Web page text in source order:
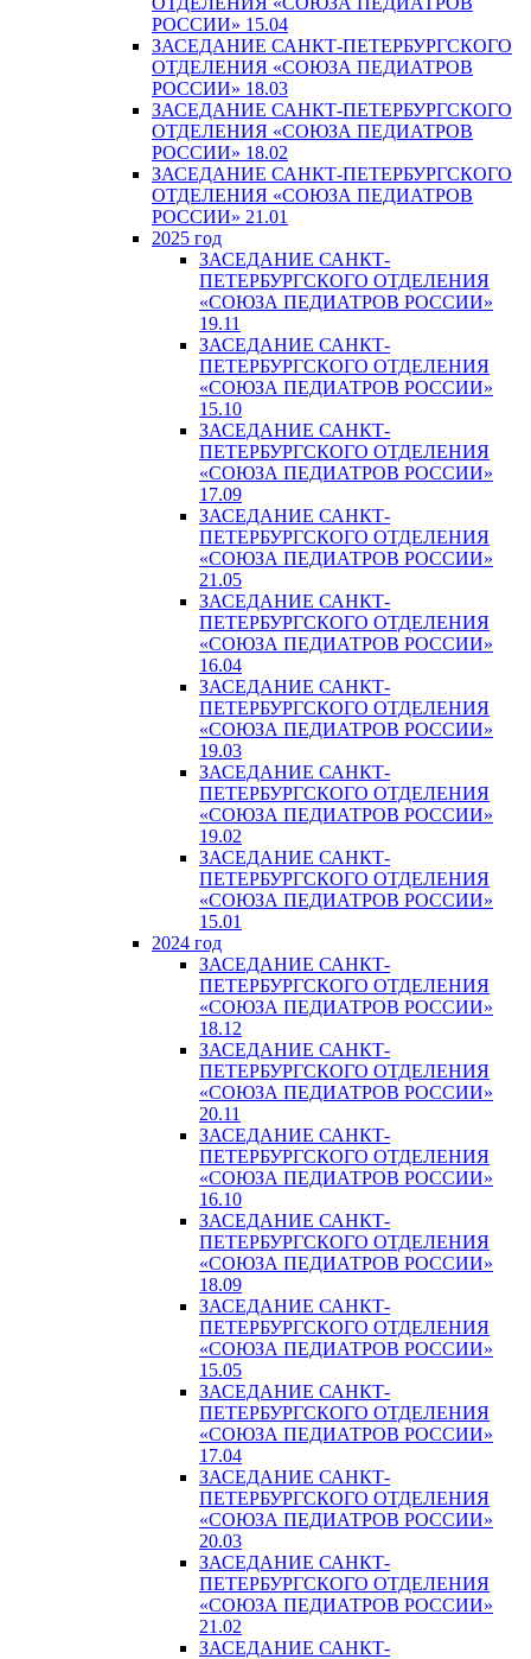
РОССИИ» 15.04
ЗАСЕДАНИЕ САНКТ-ПЕТЕРБУРГСКОГО
ОТДЕЛЕНИЯ «СОЮЗА ПЕДИАТРОВ
РОССИИ» 18.03
ЗАСЕДАНИЕ САНКТ-ПЕТЕРБУРГСКОГО
ОТДЕЛЕНИЯ «СОЮЗА ПЕДИАТРОВ
РОССИИ» 18.02
ЗАСЕДАНИЕ САНКТ-ПЕТЕРБУРГСКОГО
ОТДЕЛЕНИЯ «СОЮЗА ПЕДИАТРОВ
РОССИИ» 21.01
2025 год
ЗАСЕДАНИЕ САНКТ-
ПЕТЕРБУРГСКОГО ОТДЕЛЕНИЯ
«СОЮЗА ПЕДИАТРОВ РОССИИ»
19.11
ЗАСЕДАНИЕ САНКТ-
ПЕТЕРБУРГСКОГО ОТДЕЛЕНИЯ
«СОЮЗА ПЕДИАТРОВ РОССИИ»
15.10
ЗАСЕДАНИЕ САНКТ-
ПЕТЕРБУРГСКОГО ОТДЕЛЕНИЯ
«СОЮЗА ПЕДИАТРОВ РОССИИ»
17.09
ЗАСЕДАНИЕ САНКТ-
ПЕТЕРБУРГСКОГО ОТДЕЛЕНИЯ
«СОЮЗА ПЕДИАТРОВ РОССИИ»
21.05
ЗАСЕДАНИЕ САНКТ-
ПЕТЕРБУРГСКОГО ОТДЕЛЕНИЯ
«СОЮЗА ПЕДИАТРОВ РОССИИ»
16.04
ЗАСЕДАНИЕ САНКТ-
ПЕТЕРБУРГСКОГО ОТДЕЛЕНИЯ
«СОЮЗА ПЕДИАТРОВ РОССИИ»
19.03
ЗАСЕДАНИЕ САНКТ-
ПЕТЕРБУРГСКОГО ОТДЕЛЕНИЯ
«СОЮЗА ПЕДИАТРОВ РОССИИ»
19.02
ЗАСЕДАНИЕ САНКТ-
ПЕТЕРБУРГСКОГО ОТДЕЛЕНИЯ
«СОЮЗА ПЕДИАТРОВ РОССИИ»
15.01
2024 год
ЗАСЕДАНИЕ САНКТ-
ПЕТЕРБУРГСКОГО ОТДЕЛЕНИЯ
«СОЮЗА ПЕДИАТРОВ РОССИИ»
18.12
ЗАСЕДАНИЕ САНКТ-
ПЕТЕРБУРГСКОГО ОТДЕЛЕНИЯ
«СОЮЗА ПЕДИАТРОВ РОССИИ»
20.11
ЗАСЕДАНИЕ САНКТ-
ПЕТЕРБУРГСКОГО ОТДЕЛЕНИЯ
«СОЮЗА ПЕДИАТРОВ РОССИИ»
16.10
ЗАСЕДАНИЕ САНКТ-
ПЕТЕРБУРГСКОГО ОТДЕЛЕНИЯ
«СОЮЗА ПЕДИАТРОВ РОССИИ»
18.09
ЗАСЕДАНИЕ САНКТ-
ПЕТЕРБУРГСКОГО ОТДЕЛЕНИЯ
«СОЮЗА ПЕДИАТРОВ РОССИИ»
15.05
ЗАСЕДАНИЕ САНКТ-
ПЕТЕРБУРГСКОГО ОТДЕЛЕНИЯ
«СОЮЗА ПЕДИАТРОВ РОССИИ»
17.04
ЗАСЕДАНИЕ САНКТ-
ПЕТЕРБУРГСКОГО ОТДЕЛЕНИЯ
«СОЮЗА ПЕДИАТРОВ РОССИИ»
20.03
ЗАСЕДАНИЕ САНКТ-
ПЕТЕРБУРГСКОГО ОТДЕЛЕНИЯ
«СОЮЗА ПЕДИАТРОВ РОССИИ»
21.02
ЗАСЕДАНИЕ САНКТ-